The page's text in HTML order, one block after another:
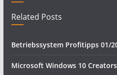
Related Posts
Betriebssystem Profitipps 01/
Microsoft Windows 10